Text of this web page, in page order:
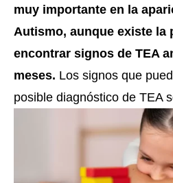
muy importante en la
Autismo, aunque existe la
encontrar signos de TEA
meses. Los signos que
posible diagnóstico de TEA